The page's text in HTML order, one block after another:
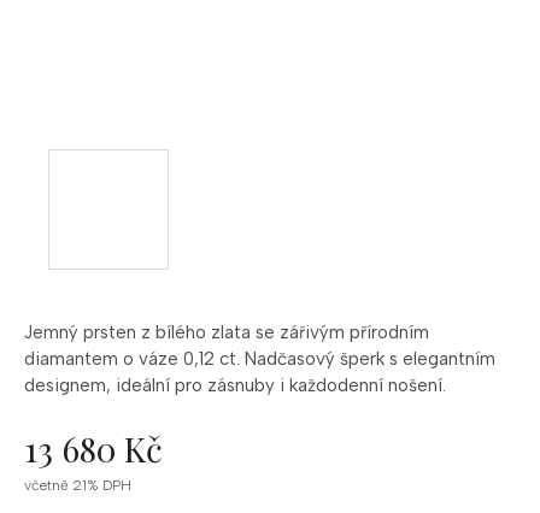
Jemný prsten z bílého zlata se zářivým přírodním
diamantem o váze 0,12 ct. Nadčasový šperk s elegantním
designem, ideální pro zásnuby i každodenní nošení.
13 680 Kč
Měrná
včetně 21% DPH